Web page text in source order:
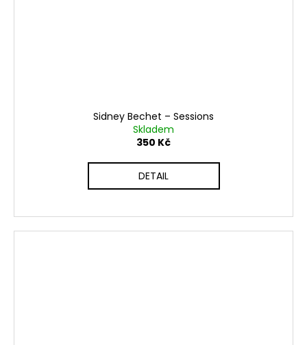
Sidney Bechet ‎– Sessions
Skladem
350 Kč
DETAIL